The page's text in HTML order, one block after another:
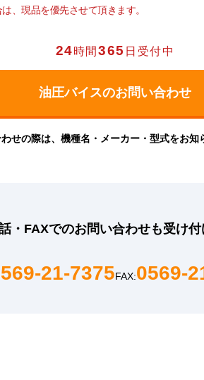
、現品を優先させて頂きます。
24時間365 日受付中
せの際は、機種名・メーカー・型式をお知
・FAXでのお問い合わせも受け
21-7375FAX:0569-